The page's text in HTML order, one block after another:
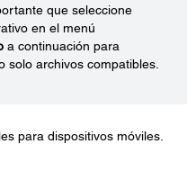
que seleccione
en el menú
a continuación para
solo archivos compatibles.
para dispositivos móviles.